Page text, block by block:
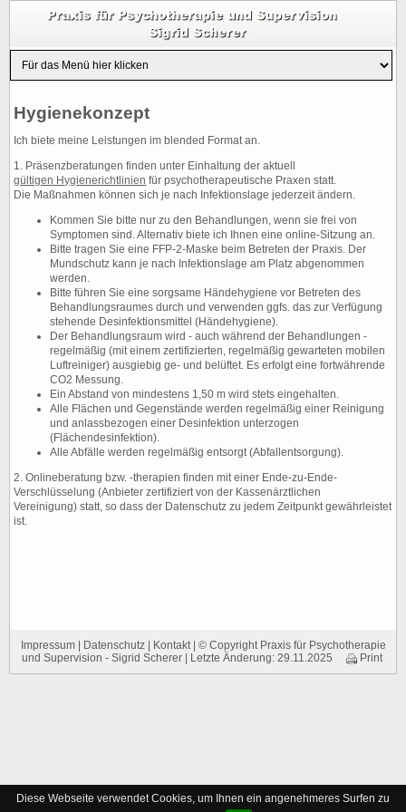
Diese Webseite verwendet Cookies, um Ihnen ein angenehmeres Surfen zu
Hygienekonzept
Ich biete meine Leistungen im blended Format an.
1. Präsenzberatungen finden unter Einhaltung der aktuell
gültigen Hygienerichtlinien für psychotherapeutische Praxen statt.
Die Maßnahmen können sich je nach Infektionslage jederzeit ändern.
Kommen Sie bitte nur zu den Behandlungen, wenn sie frei von
Symptomen sind. Alternativ biete ich Ihnen eine online-Sitzung an.
Bitte tragen Sie eine FFP-2-Maske beim Betreten der Praxis. Der
Mundschutz kann je nach Infektionslage am Platz abgenommen
werden.
Bitte führen Sie eine sorgsame Händehygiene vor Betreten des
Behandlungsraumes durch und verwenden ggfs. das zur Verfügung
stehende Desinfektionsmittel (Händehygiene).
Der Behandlungsraum wird - auch während der Behandlungen -
regelmäßig (mit einem zertifizierten, regelmäßig gewarteten mobilen
Luftreiniger) ausgiebig ge- und belüftet. Es erfolgt eine fortwährende
CO2 Messung.
Ein Abstand von mindestens 1,50 m wird stets eingehalten.
Alle Flächen und Gegenstände werden regelmäßig einer Reinigung
und anlassbezogen einer Desinfektion unterzogen
(Flächendesinfektion).
Alle Abfälle werden regelmäßig entsorgt (Abfallentsorgung).
2. Onlineberatung bzw. -therapien finden mit einer Ende-zu-Ende-
Verschlüsselung (Anbieter zertifiziert von der Kassenärztlichen
Vereinigung) statt, so dass der Datenschutz zu jedem Zeitpunkt gewährleistet
ist.
Impressum| Datenschutz| Kontakt| © Copyright Praxis für Psychotherapie
und Supervision - Sigrid Scherer | Letzte Änderung: 29.11.2025
Print